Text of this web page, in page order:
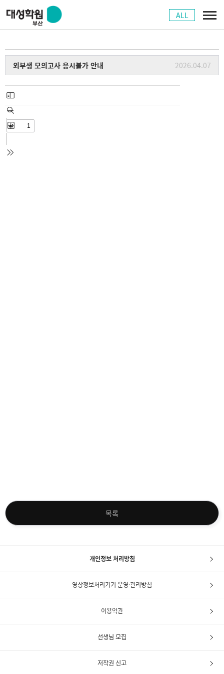
ALL
외부생 모의고사 응시불가 안내 2026.04.07
목록
개인정보 처리방침
영상정보처리기기 운영·관리방침
이용약관
선생님 모집
저작권 신고